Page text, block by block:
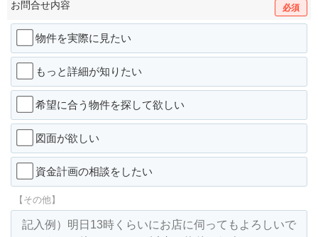
お問合せ内容 必須
物件を実際に見たい
もっと詳細が知りたい
希望に合う物件を探して欲しい
図面が欲しい
資金計画の相談をしたい
【その他】